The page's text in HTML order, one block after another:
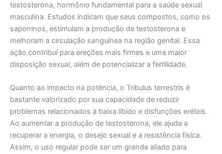
testosterona, hormônio fundamental para a saúde sexual
masculina. Estudos indicam que seus compostos, como os
saponinos, estimulam a produção de testosterona e
melhoram a circulação sanguínea na região genital. Essa
ação contribui para ereções mais firmes e uma maior
disposição sexual, além de potencializar a fertilidade.
Quanto ao impacto na potência, o Tribulus terrestris é
bastante valorizado por sua capacidade de reduzir
problemas relacionados à baixa libido e disfunções eréteis.
Ao aumentar a produção de testosterona, ele ajuda a
recuperar a energia, o desejo sexual e a resistência física.
Assim, o uso regular pode ser um grande aliado para